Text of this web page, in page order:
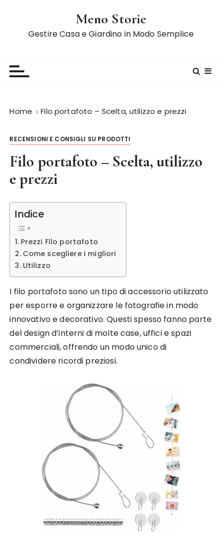
Meno Storie
Gestire Casa e Giardino in Modo Semplice
Home Filo portafoto – Scelta, utilizzo e prezzi
RECENSIONI E CONSIGLI SU PRODOTTI
Filo portafoto – Scelta, utilizzo
e prezzi
Indice
Prezzi Filo portafoto
Come scegliere i migliori
Utilizzo
I filo portafoto sono un tipo di accessorio utilizzato
per esporre e organizzare le fotografie in modo
innovativo e decorativo. Questi spesso fanno parte
del design d’interni di molte case, uffici e spazi
commerciali, offrendo un modo unico di
condividere ricordi preziosi.